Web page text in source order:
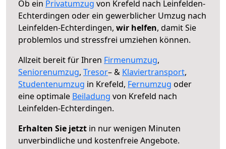
Ob ein Privatumzug von Krefeld nach Leinfelden-
Echterdingen oder ein gewerblicher Umzug nach
Leinfelden-Echterdingen, wir helfen, damit Sie
problemlos und stressfrei umziehen können.
Allzeit bereit für Ihren Firmenumzug,
Seniorenumzug, Tresor– & Klaviertransport,
Studentenumzug in Krefeld, Fernumzug oder
eine optimale Beiladung von Krefeld nach
Leinfelden-Echterdingen.
Erhalten Sie jetzt in nur wenigen Minuten
unverbindliche und kostenfreie Angebote.